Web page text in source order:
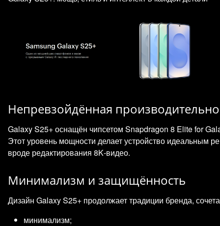
Непревзойдённая
Galaxy S25+ оснащён чипсетом Snapdragon 8 Elite for
Этот уровень мощности делает устройство идеальным
вроде редактирования 8K‑видео.
Минимализм и защищённость
Дизайн Galaxy S25+ продолжает традиции бренда,
минимализм;